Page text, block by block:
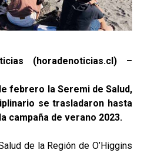
(horadenoticias.cl) –
febrero la Seremi de Salud,
se trasladaron hasta
campaña de verano 2023.
de la Región de O’Higgins